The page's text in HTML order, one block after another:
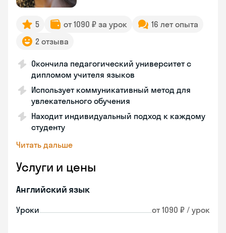
5 от 1090 ₽ за урок
16 лет опыта
2 отзыва
Окончила педагогический университет с
дипломом учителя языков
Использует коммуникативный метод для
увлекательного обучения
Находит индивидуальный подход к каждому
студенту
Читать дальше
Услуги и цены
Английский язык
Уроки от 1090 ₽ / урок